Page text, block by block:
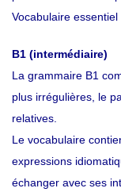
Vocabulaire
B1 (intermédiaire)
La grammaire B1
plus irrégulières, le
relatives.
Le vocabulaire
expressions
échanger avec ses